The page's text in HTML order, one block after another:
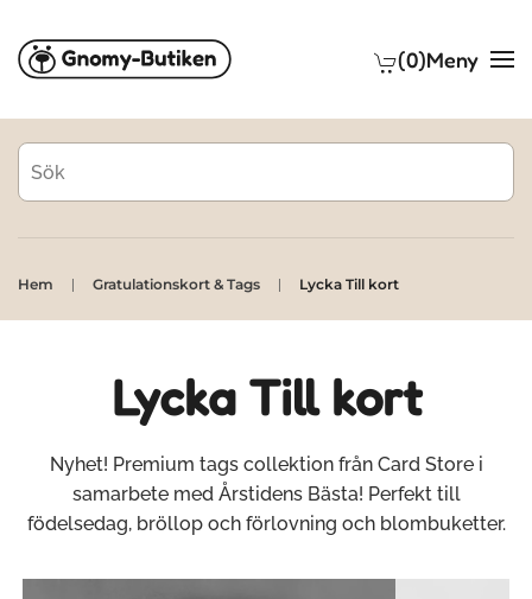
Skip to main content (0)Meny
Hem Gratulationskort & Tags Lycka Till kort
Lycka Till kort
Nyhet! Premium tags collektion från Card Store i
samarbete med Årstidens Bästa! Perfekt till
födelsedag, bröllop och förlovning och blombuketter.